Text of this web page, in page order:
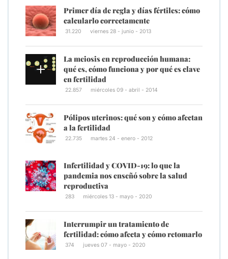
Primer día de regla y días fértiles: cómo
calcularlo correctamente
31.220 viernes 28 - junio - 2013
La meiosis en reproducción humana:
qué es, cómo funciona y por qué es clave
en fertilidad
22.857 miércoles 09 - abril - 2014
Pólipos uterinos: qué son y cómo afectan
a la fertilidad
22.735 martes 24 - enero - 2012
Infertilidad y COVID-19: lo que la
pandemia nos enseñó sobre la salud
reproductiva
283 miércoles 13 - mayo - 2020
Interrumpir un tratamiento de
fertilidad: cómo afecta y cómo retomarlo
374 jueves 07 - mayo - 2020